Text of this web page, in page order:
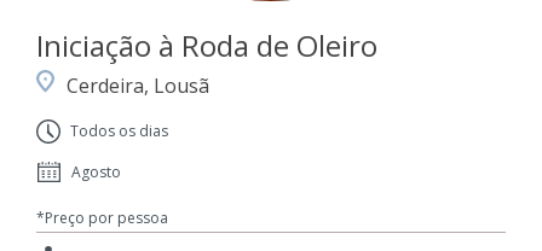
Iniciação à Roda de Oleiro
Cerdeira, Lousã
Todos os dias
Agosto
*Preço por pessoa